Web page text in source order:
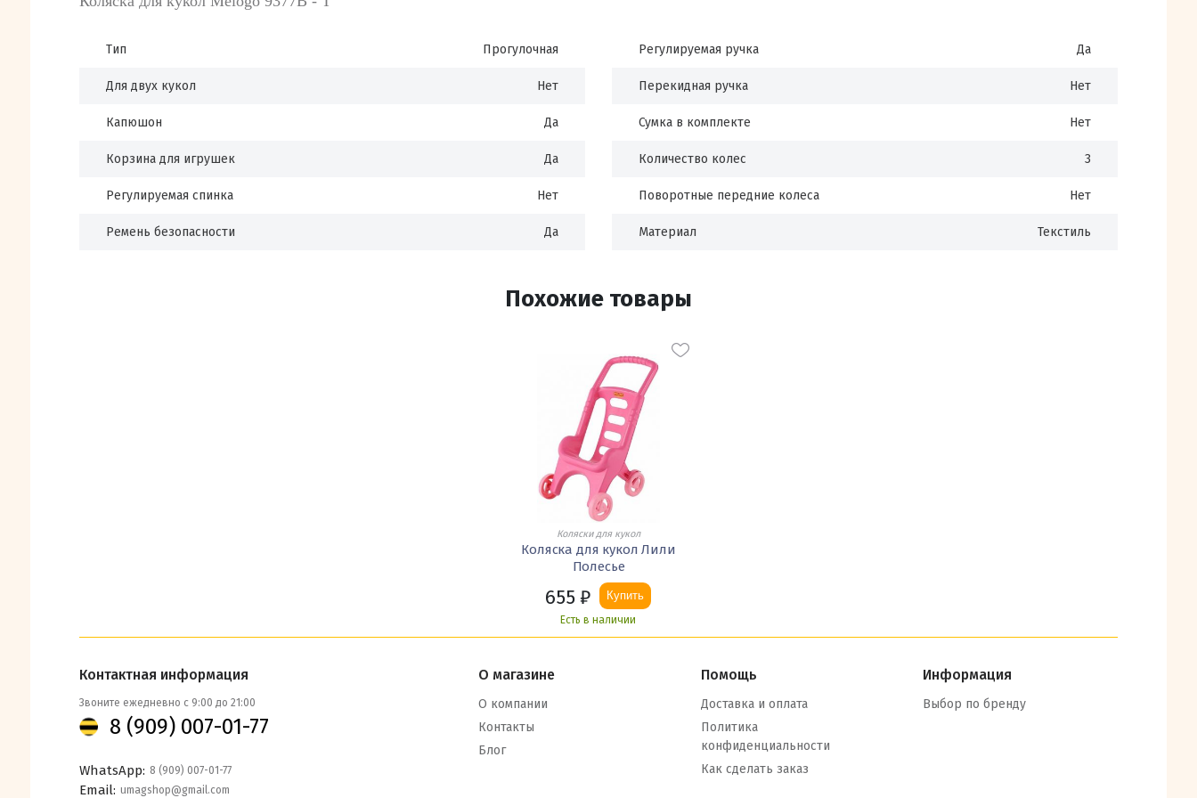
Тип Прогулочная
Для двух кукол Нет
Капюшон Да
Корзина для игрушек Да
Регулируемая спинка Нет
Ремень безопасности Да
Регулируемая ручка Да
Перекидная ручка Нет
Сумка в комплекте Нет
Количество колес 3
Поворотные передние колеса Нет
Материал Текстиль
Похожие товары
Коляски для кукол
Коляска для кукол Лили
Полесье
655 ₽ Купить
Есть в наличии
Контактная информация
Звоните ежедневно с 9:00 до 21:00
8 (909) 007-01-77
WhatsApp: 8 (909) 007-01-77
Email: umagshop@gmail.com
О магазине
О компании
Контакты
Блог
Помощь
Доставка и оплата
Политика
конфиденциальности
Как сделать заказ
Информация
Выбор по бренду